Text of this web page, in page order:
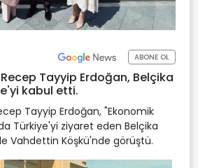
ABONE OL
Tayyip Erdoğan, Belçika
kabul etti.
Tayyip Erdoğan, "Ekonomik
Türkiye'yi ziyaret eden Belçika
Vahdettin Köşkü'nde görüştü.